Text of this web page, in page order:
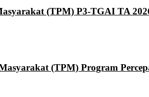
(TPM) P3-TGAI TA
(TPM) Program